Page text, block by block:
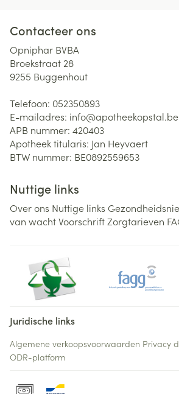
Contacteer ons
Opniphar BVBA
Broekstraat 28
9255 Buggenhout
Telefoon: 052350893
E-mailadres: info@apotheekopstal.be
APB nummer: 420403
Apotheek titularis: Jan Heyvaert
BTW nummer: BE0892559653
Nuttige links
Over ons Nuttige links
van wachtVoorschriftZorgtarieven
Juridische links
Algemene verkoopsvoorwaarden Privacy
ODR-platform